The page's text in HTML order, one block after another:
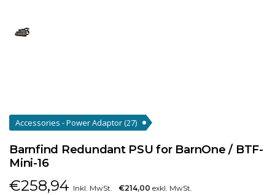
Accessories - Power Adaptor(27)
Barnfind Redundant PSU for BarnOne / BTF-
Mini-16
€258,94 Inkl. MwSt. €214,00 exkl. MwSt.